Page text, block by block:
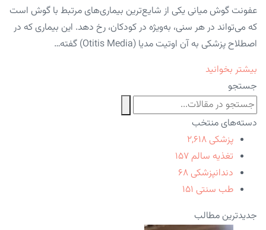
عفونت گوش میانی یکی از شایع‌ترین بیماری‌های مرتبط با گوش است
که می‌تواند در هر سنی، به‌ویژه در کودکان، رخ دهد. این بیماری که در
اصطلاح پزشکی به آن اوتیت مدیا (Otitis Media) گفته…
بیشتر بخوانید
جستجو
دسته‌های منتخب
پزشکی ۲,۶۱۸
تغذیه سالم ۱۵۷
دندانپزشکی ۶۸
طب سنتی ۱۵۱
جدیدترین مطالب